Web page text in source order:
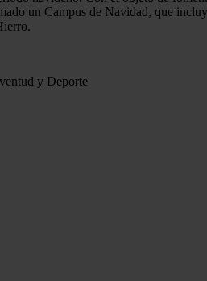
un Campus de Navidad, que
y Deporte